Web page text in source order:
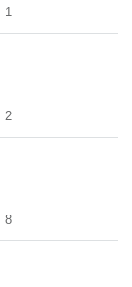
1
2
8